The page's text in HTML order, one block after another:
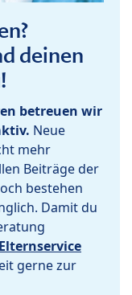
deinen
betreuen wir
Neue
mehr
Beiträge der
bestehen
Damit du
gerne zur